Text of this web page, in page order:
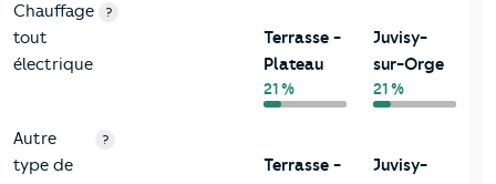
Chauffage
tout
électrique
?
Terrasse -
Plateau
21 %
Juvisy-
sur-Orge
21 %
Autre
type de
?
Terrasse -
Juvisy-